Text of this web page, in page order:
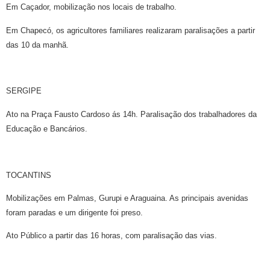
Em Caçador, mobilização nos locais de trabalho.
Em Chapecó, os agricultores familiares realizaram paralisações a partir
das 10 da manhã.
SERGIPE
Ato na Praça Fausto Cardoso ás 14h. Paralisação dos trabalhadores da
Educação e Bancários.
TOCANTINS
Mobilizações em Palmas, Gurupi e Araguaina. As principais avenidas
foram paradas e um dirigente foi preso.
Ato Público a partir das 16 horas, com paralisação das vias.